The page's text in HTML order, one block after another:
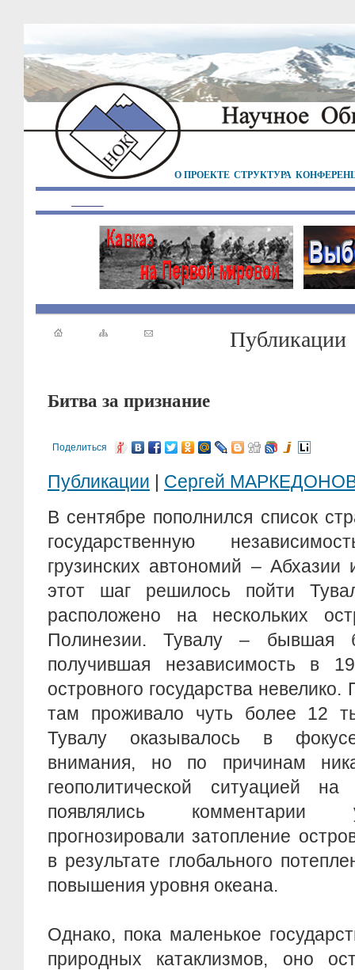
О ПРОЕКТЕ СТРУКТУРА
Публикации
Битва за признание
Поделиться
Публикации | Сергей
В сентябре пополнился список
государственную
грузинских автономий –
этот шаг решилось пойти
расположено на нескольких
Полинезии. Тувалу – бывшая
получившая независимость в
островного государства
там проживало чуть более 12
Тувалу оказывалось в
внимания, но по причинам
геополитической ситуацией
появлялись комментарии
прогнозировали затопление
в результате глобального
повышения уровня океана.
Однако, пока маленькое
природных катаклизмов, оно